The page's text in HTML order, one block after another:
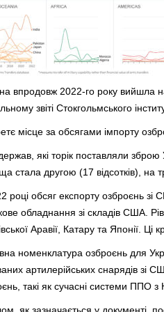
впродовж 2022-го року вийшла
звіті Стокгольмського
місце за обсягами імпорту
які торік поставляли зброю
стала другою (17 відсотків), на
році обсяг експорту озброєнь зі
обладнання зі складів США.
Аравії, Катару та Японії.
номенклатура озброєнь для
артилерійських снарядів зі
такі як сучасні системи ППО
як зазначається у документі,